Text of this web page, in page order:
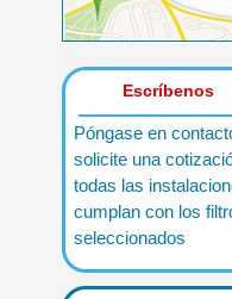
Escríbenos
Póngase en
solicite una
todas las
cumplan con los
seleccionados